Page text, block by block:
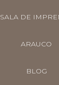
SALA DE
ARAUCO
BLOG